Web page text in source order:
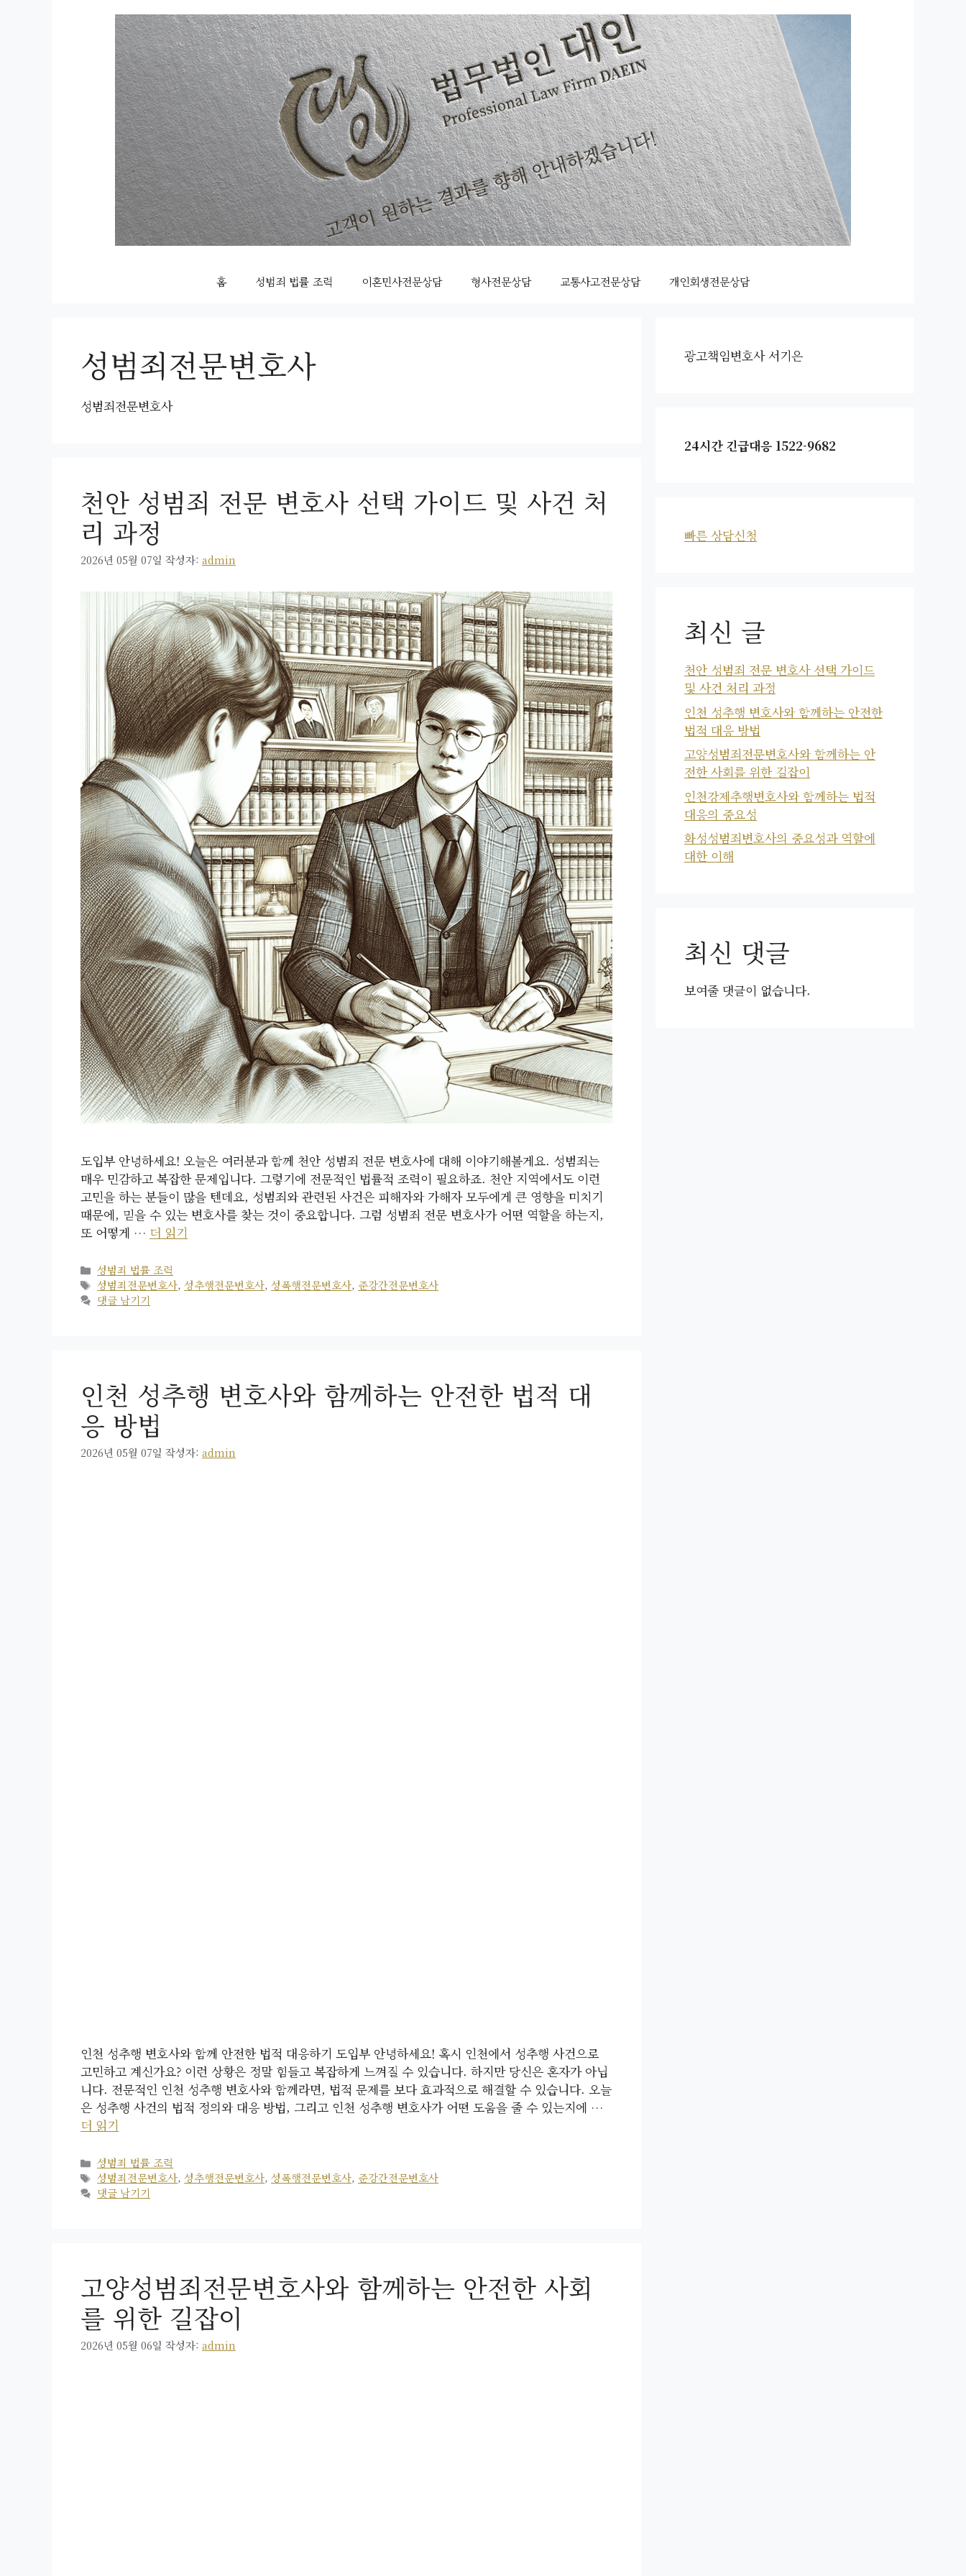
홈 성범죄 법률 조력 이혼민사전문상담 형사전문상담 교통사고전문상담 개인회생전문상담
성범죄전문변호사
성범죄전문변호사
천안 성범죄 전문 변호사 선택 가이드 및 사건 처
리 과정
2026년 05월 07일 작성자: admin
도입부 안녕하세요! 오늘은 여러분과 함께 천안 성범죄 전문 변호사에 대해 이야기해볼게요. 성범죄는
매우 민감하고 복잡한 문제입니다. 그렇기에 전문적인 법률적 조력이 필요하죠. 천안 지역에서도 이런
고민을 하는 분들이 많을 텐데요, 성범죄와 관련된 사건은 피해자와 가해자 모두에게 큰 영향을 미치기
때문에, 믿을 수 있는 변호사를 찾는 것이 중요합니다. 그럼 성범죄 전문 변호사가 어떤 역할을 하는지,
또 어떻게 … 더 읽기
카
테
고
성범죄 법률 조력
태
그
성범죄전문변호사,성추행전문변호사,성폭행전문변호사, 준강간전문변호사
댓글 남기기
인천 성추행 변호사와 함께하는 안전한 법적 대
응 방법
2026년 05월 07일 작성자: admin
인천 성추행 변호사와 함께 안전한 법적 대응하기 도입부 안녕하세요! 혹시 인천에서 성추행 사건으로
고민하고 계신가요? 이런 상황은 정말 힘들고 복잡하게 느껴질 수 있습니다. 하지만 당신은 혼자가 아닙
니다. 전문적인 인천 성추행 변호사와 함께라면, 법적 문제를 보다 효과적으로 해결할 수 있습니다. 오늘
은 성추행 사건의 법적 정의와 대응 방법, 그리고 인천 성추행 변호사가 어떤 도움을 줄 수 있는지에 …
더 읽기
카
테
고
성범죄 법률 조력
태
그
성범죄전문변호사,성추행전문변호사,성폭행전문변호사, 준강간전문변호사
댓글 남기기
고양성범죄전문변호사와 함께하는 안전한 사회
를 위한 길잡이
2026년 05월 06일 작성자: admin
광고책임변호사 서기은
24시간 긴급대응 1522-9682
빠른 상담신청
최신 글
천안 성범죄 전문 변호사 선택 가이드
및 사건 처리 과정
인천 성추행 변호사와 함께하는 안전한
법적 대응 방법
고양성범죄전문변호사와 함께하는 안
전한 사회를 위한 길잡이
인천강제추행변호사와 함께하는 법적
대응의 중요성
화성성범죄변호사의 중요성과 역할에
대한 이해
최신 댓글
보여줄 댓글이 없습니다.